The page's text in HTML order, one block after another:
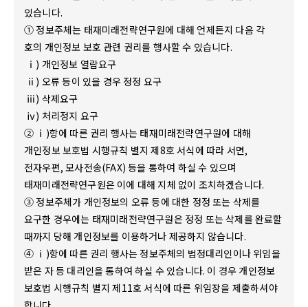
있습니다.
① 정보주체는 태재미래전략연구원에 대해 언제든지 다음 각
호의 개인정보 보호 관련 권리를 행사할 수 있습니다.
ⅰ) 개인정보 열람요구
ⅱ) 오류 등이 있을 경우 정정 요구
ⅲ) 삭제요구
ⅳ) 처리정지 요구
② ⅰ)항에 따른 권리 행사는 태재미래전략연구원에 대해
개인정보 보호법 시행규칙 별지 제8호 서식에 따라 서면,
전자우편, 모사전송(FAX) 등을 통하여 하실 수 있으며
태재미래전략연구원은 이에 대해 지체 없이 조치하겠습니다.
③ 정보주체가 개인정보의 오류 등에 대한 정정 또는 삭제를
요구한 경우에는 태재미래전략연구원은 정정 또는 삭제를 완료할
때까지 당해 개인정보를 이용하거나 제공하지 않습니다.
④ ⅰ)항에 따른 권리 행사는 정보주체의 법정대리인이나 위임을
받은 자 등 대리인을 통하여 하실 수 있습니다. 이 경우 개인정보
보호법 시행규칙 별지 제11호 서식에 따른 위임장을 제출하셔야